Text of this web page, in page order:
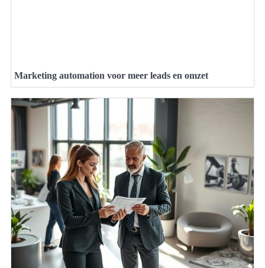
Marketing automation voor meer leads en omzet